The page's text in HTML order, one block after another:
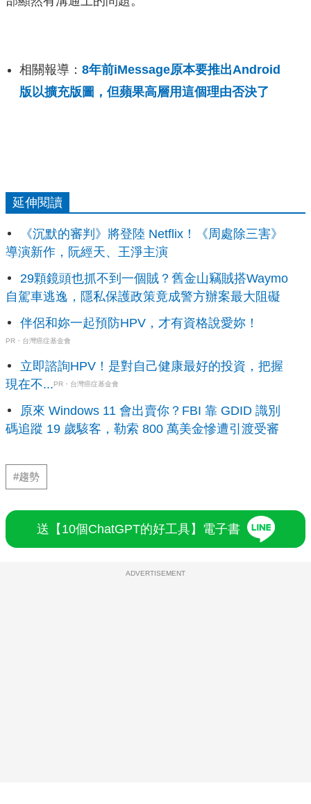
相關報導： 8年前iMessage原本要推出Android
版以擴充版圖，但蘋果高層用這個理由否決了
延伸閱讀
《沉默的審判》將登陸 Netflix！《周處除三害》
導演新作，阮經天、王淨主演
29顆鏡頭也抓不到一個賊？舊金山竊賊搭Waymo
自駕車逃逸，隱私保護政策竟成警方辦案最大阻礙
伴侶和妳一起預防HPV，才有資格說愛妳！
PR・台灣癌症基金會
立即諮詢HPV！是對自己健康最好的投資，把握
現在不... PR・台灣癌症基金會
原來 Windows 11 會出賣你？FBI 靠 GDID 識別
碼追蹤 19 歲駭客，勒索 800 萬美金慘遭引渡受審
#趨勢
送【10個ChatGPT的好工具】電子書
ADVERTISEMENT